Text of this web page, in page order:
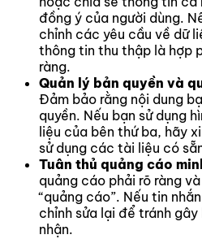
đồng ý của người dùng.
chỉnh các yêu cầu về dữ
thông tin thu thập là hợp
ràng.
Quản lý bản quyền và
Đảm bảo rằng nội dung
quyền. Nếu bạn sử dụng
liệu của bên thứ ba, hãy
sử dụng các tài liệu có
Tuân thủ quảng cáo
quảng cáo phải rõ ràng
“quảng cáo”. Nếu tin
chỉnh sửa lại để tránh
nhận.